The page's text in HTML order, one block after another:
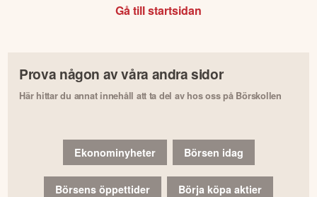
Gå till startsidan
Prova någon av våra andra sidor
Här hittar du annat innehåll att ta del av hos oss på Börskollen
Ekonominyheter Börsen idag
Börsens öppettider Börja köpa aktier